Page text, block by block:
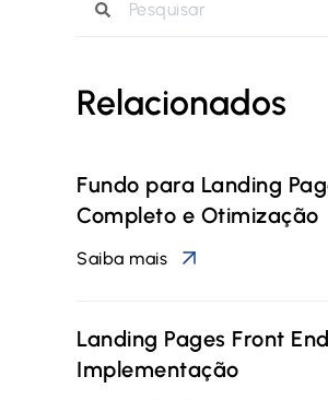
Relacionados
Fundo para Landing
Completo e Otimização
Saiba mais
Landing Pages Front
Implementação